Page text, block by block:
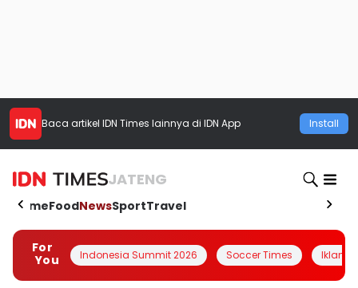
Baca artikel IDN Times lainnya di IDN App Install
JATENG
HomeFoodNewsSportTravel
For
You
Indonesia Summit 2026 Soccer Times Iklanin